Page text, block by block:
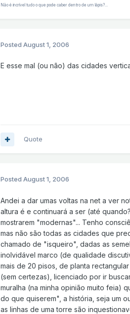
Não é incrível tudo o que pode caber dentro de um lápis?...
Posted August 1, 2006
E esse mal (ou não) das cidades
Quote
Posted August 1, 2006
Andei a dar umas voltas na net a ver
altura é e continuará a ser (até
mostrarem "modernas"... Tenho
mas não são todas as cidades que
chamado de "isqueiro", dadas as
inolvidável marco (de qualidade
mais de 20 pisos, de planta
(sem certezas), licenciado por ir
muralha (na minha opinião muito feia)
do que quiserem", a história, seja um
as linhas de uma torre são